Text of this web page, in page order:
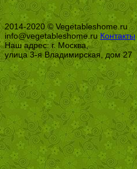
2014-2020 © Vegetableshome.ru
info@vegetableshome.ruКонтакты
Наш адрес: г. Москва,
улица 3-я Владимирская, дом 27